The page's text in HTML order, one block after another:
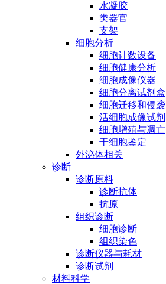
水凝胶
类器官
支架
细胞分析
细胞计数设备
细胞健康分析
细胞成像仪器
细胞分离试剂盒
细胞迁移和侵袭
活细胞成像试剂
细胞增殖与凋亡
干细胞鉴定
外泌体相关
诊断
诊断原料
诊断抗体
抗原
组织诊断
细胞诊断
组织染色
诊断仪器与耗材
诊断试剂
材料科学